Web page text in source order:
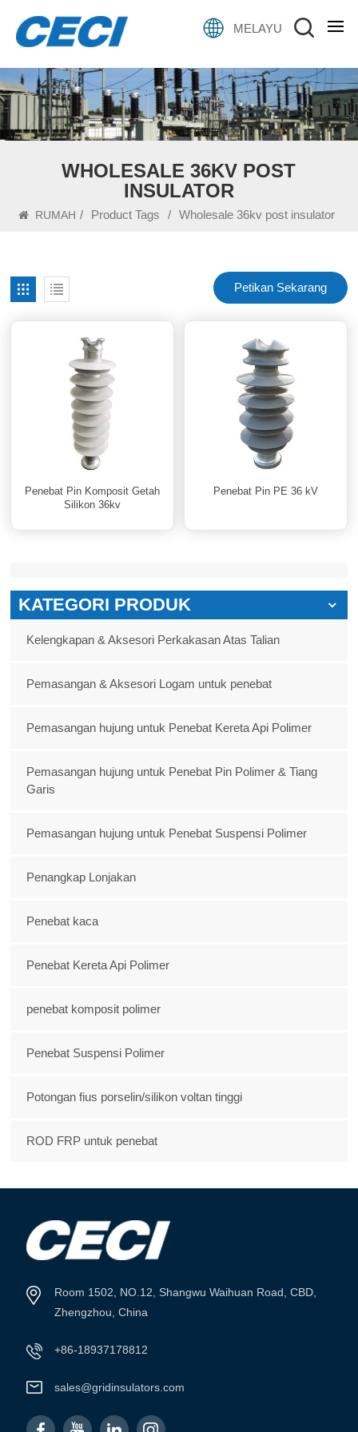
MELAYU
WHOLESALE 36KV POST
INSULATOR
RUMAH / Product Tags / Wholesale 36kv post insulator
Petikan Sekarang
Penebat Pin Komposit Getah
Silikon 36kv
Penebat Pin PE 36 kV
KATEGORI PRODUK
Kelengkapan & Aksesori Perkakasan Atas Talian
Pemasangan & Aksesori Logam untuk penebat
Pemasangan hujung untuk Penebat Kereta Api Polimer
Pemasangan hujung untuk Penebat Pin Polimer & Tiang
Garis
Pemasangan hujung untuk Penebat Suspensi Polimer
Penangkap Lonjakan
Penebat kaca
Penebat Kereta Api Polimer
penebat komposit polimer
Penebat Suspensi Polimer
Potongan fius porselin/silikon voltan tinggi
ROD FRP untuk penebat
Room 1502, NO.12, Shangwu Waihuan Road, CBD,
Zhengzhou, China
+86-18937178812
sales@gridinsulators.com